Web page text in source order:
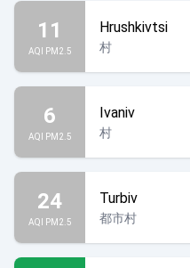
11
AQI PM2.5
Hrushkivtsi
村
6
AQI PM2.5
Ivaniv
村
24
AQI PM2.5
Turbiv
都市村